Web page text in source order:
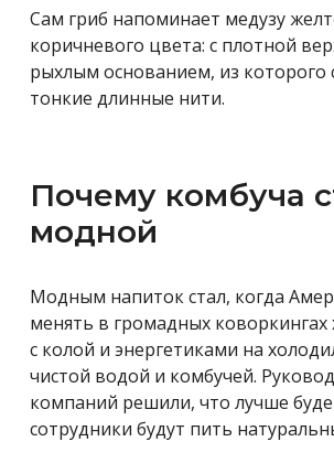
Сам гриб напоминает медузу
коричневого цвета: с плотной
рыхлым основанием, из которого
тонкие длинные нити.
Почему комбуча
модной
Модным напиток стал, когда
менять в громадных
с колой и энергетиками на
чистой водой и комбучей.
компаний решили, что лучше
сотрудники будут пить